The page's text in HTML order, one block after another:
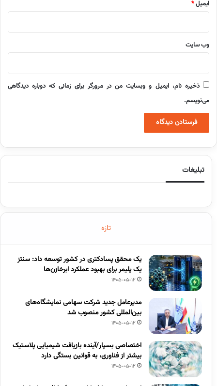
ایمیل*
وب‌ سایت
ذخیره نام، ایمیل و وبسایت من در مرورگر برای زمانی که دوباره دیدگاهی
می‌نویسم.
تبلیغات
تازه
یک محقق پسادکتری در کشور توسعه داد: سنتز
یک پلیمر برای بهبود عملکرد ابرخازن‌ها
1405-05-12
مدیرعامل جدید شرکت سهامی نمایشگاه‌های
بین‌المللی کشور منصوب شد
1405-05-12
اختصاصی بسپار/آینده بازیافت شیمیایی پلاستیک
بیشتر از فناوری، به قوانین بستگی دارد
1405-05-12